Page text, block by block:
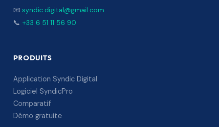
📧 syndic.digital@gmail.com
📞 +33 6 51 11 56 90
PRODUITS
Application Syndic Digital
Logiciel SyndicPro
Comparatif
Démo gratuite